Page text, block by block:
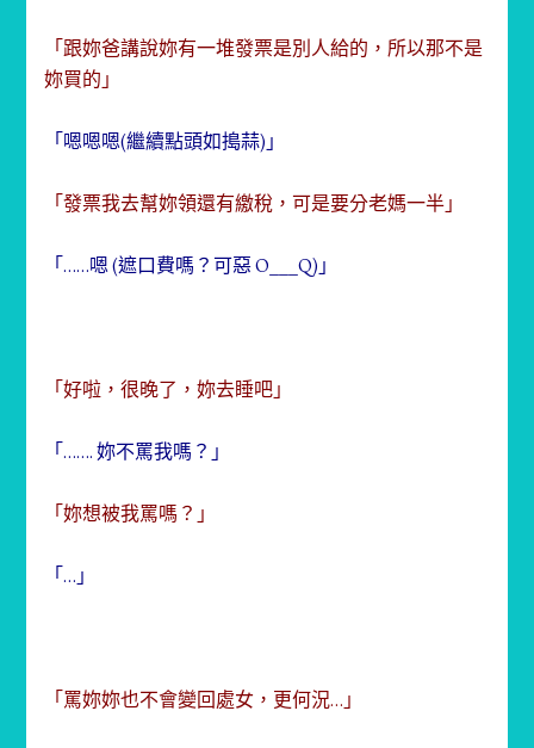
「跟妳爸講說妳有一堆發票是別人給的，所以那不是
妳買的」
「嗯嗯嗯(繼續點頭如搗蒜)」
「發票我去幫妳領還有繳稅，可是要分老媽一半」
「……嗯 (遮口費嗎？可惡 O___Q)」
「好啦，很晚了，妳去睡吧」
「……. 妳不罵我嗎？」
「妳想被我罵嗎？」
「…」
「罵妳妳也不會變回處女，更何況…」